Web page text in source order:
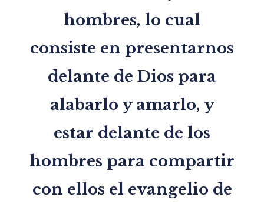
hombres, lo cual
consiste en presentarnos
delante de Dios para
alabarlo y amarlo, y
estar delante de los
hombres para compartir
con ellos el evangelio de